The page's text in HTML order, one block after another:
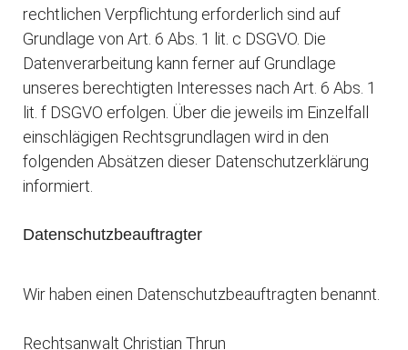
rechtlichen Verpflichtung erforderlich sind auf
Grundlage von Art. 6 Abs. 1 lit. c DSGVO. Die
Datenverarbeitung kann ferner auf Grundlage
unseres berechtigten Interesses nach Art. 6 Abs. 1
lit. f DSGVO erfolgen. Über die jeweils im Einzelfall
einschlägigen Rechtsgrundlagen wird in den
folgenden Absätzen dieser Datenschutzerklärung
informiert.
Datenschutz­beauftragter
Wir haben einen Datenschutzbeauftragten benannt.
Rechtsanwalt Christian Thrun